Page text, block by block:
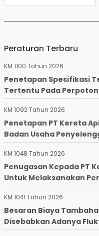
Peraturan Terbaru
KM 1100 Tahun 2026
Penetapan Spesifikasi
Tertentu Pada
KM 1092 Tahun 2026
Penetapan PT Kereta
Badan Usaha
KM 1048 Tahun 2026
Penugasan Kepada PT
Untuk Melaksanakan
KM 1041 Tahun 2026
Besaran Biaya
Disebabkan Adanya